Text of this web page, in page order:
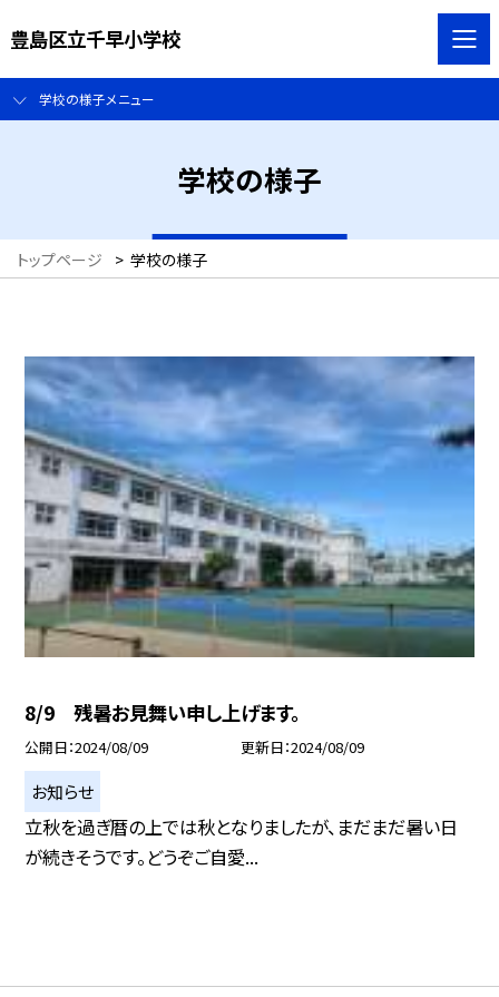
豊島区立千早小学校
学校の様子メニュー
学校の様子
トップページ > 学校の様子
8/9 残暑お見舞い申し上げます。
公開日 2024/08/09 更新日 2024/08/09
お知らせ
立秋を過ぎ暦の上では秋となりましたが、まだまだ暑い日
が続きそうです。どうぞご自愛...